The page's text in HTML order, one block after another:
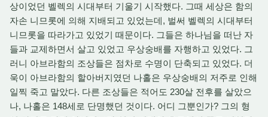
상이었던 벨렉의 시대부터 기울기 시작했다. 그때 세상은 함의
자손 니므롯에 의해 지배되고 있었는데, 벌써 벨렉의 시대부터
니므롯을 따라가고 있었기 때문이다. 그들은 하나님을 떠난 자
들과 교제하면서 살고 있었고 우상숭배를 자행하고 있었다. 그
러니 아브라함의 조상들은 점차로 수명이 단축되고 있었다. 더
욱이 아브라함의 할아버지였던 나홀은 우상숭배의 저주로 인해
일찍 죽고 말았다. 다른 조상들은 적어도 230살 전후를 살았으
나, 나홀은 148세로 단명했던 것이다. 어디 그뿐인가? 그의 형